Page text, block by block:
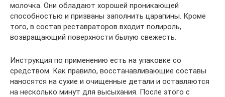
молочка. Они обладают хорошей проникающей
способностью и призваны заполнить царапины. Кроме
того, в состав реставраторов входит полироль,
возвращающий поверхности былую свежесть.
Инструкция по применению есть на упаковке со
средством. Как правило, восстанавливающие составы
наносятся на сухие и очищенные детали и оставляются
на несколько минут для высыхания. После этого с